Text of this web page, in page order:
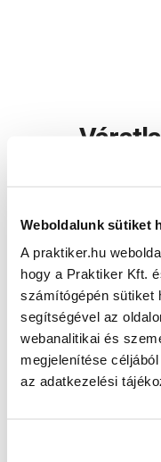
Weboldalunk sütiket
A praktiker.hu
hogy a Praktiker Kft.
számítógépén sütiket
segítségével az
webanalitikai és
megjelenítése
az adatkezelési